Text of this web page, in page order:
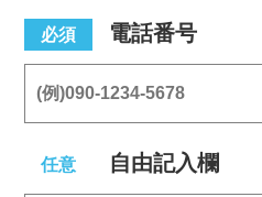
必須 電話番号
任意 自由記入欄